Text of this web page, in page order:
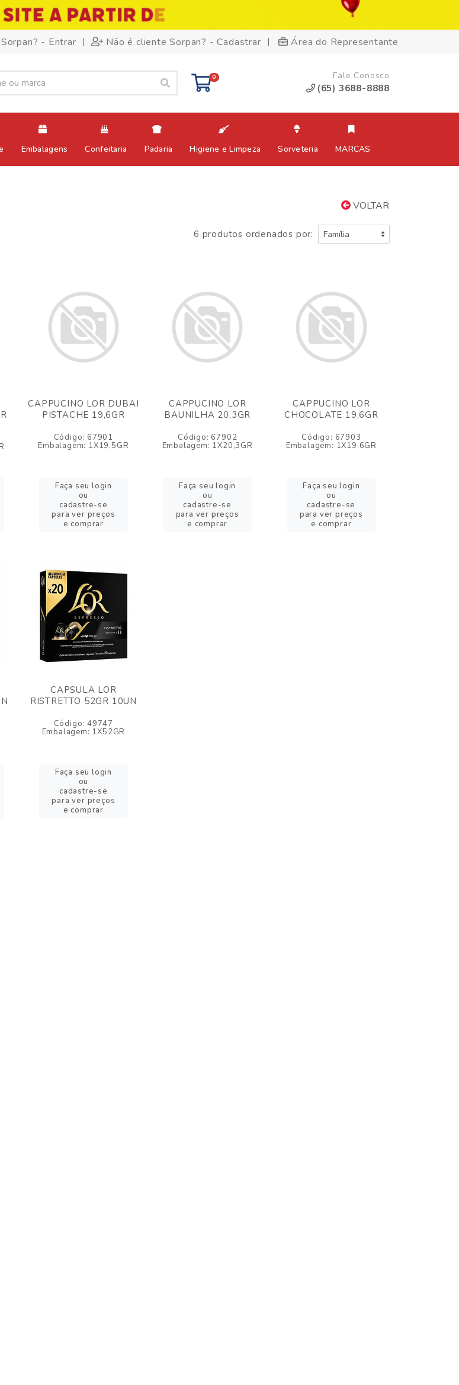
- Entrar | Não é cliente Sorpan? - Cadastrar | Área do Representante
0 Fale Conosco
(65) 3688-8888
Embalagens Confeitaria Padaria Higiene e Limpeza Sorveteria MARCAS
VOLTAR
6 produtos ordenados por:
CAPPUCINO LOR DUBAI
PISTACHE 19,6GR
Código: 67901
Embalagem: 1X19,5GR
Faça seu login
ou
cadastre-se
para ver preços
e comprar
CAPPUCINO LOR
BAUNILHA 20,3GR
Código: 67902
Embalagem: 1X20,3GR
Faça seu login
ou
cadastre-se
para ver preços
e comprar
CAPPUCINO LOR
CHOCOLATE 19,6GR
Código: 67903
Embalagem: 1X19,6GR
Faça seu login
ou
cadastre-se
para ver preços
e comprar
CAPSULA LOR
RISTRETTO 52GR 10UN
Código: 49747
Embalagem: 1X52GR
Faça seu login
ou
cadastre-se
para ver preços
e comprar